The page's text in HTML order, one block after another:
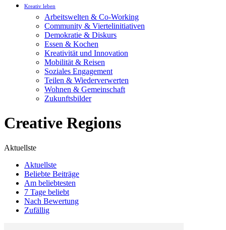
Kreativ leben
Arbeitswelten & Co-Working
Community & Viertelinitiativen
Demokratie & Diskurs
Essen & Kochen
Kreativität und Innovation
Mobilität & Reisen
Soziales Engagement
Teilen & Wiederverwerten
Wohnen & Gemeinschaft
Zukunftsbilder
Creative Regions
Aktuellste
Aktuellste
Beliebte Beiträge
Am beliebtesten
7 Tage beliebt
Nach Bewertung
Zufällig